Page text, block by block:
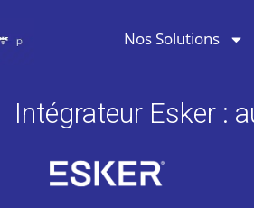
Nos Solutions
Intégrateur Esker :